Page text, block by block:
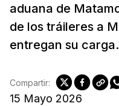
aduana de
de los tráileres a
entregan su
15 Mayo 2026
Compartir: